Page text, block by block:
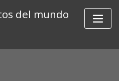
del mundo